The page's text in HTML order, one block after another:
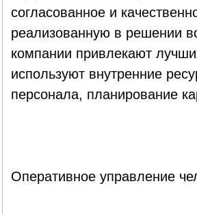
согласованное и
реализованную в решении
компании привлекают
используют внутренние
персонала, планирование
Оперативное управление